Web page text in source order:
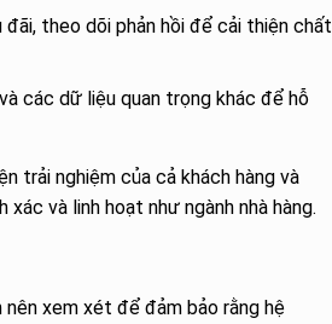
theo dõi phản hồi để cải thiện chất
các dữ liệu quan trọng khác để hỗ
trải nghiệm của cả khách hàng và
và linh hoạt như ngành nhà hàng.
xem xét để đảm bảo rằng hệ